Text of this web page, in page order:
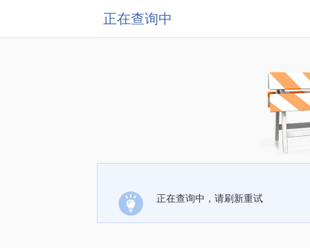
正在查询中
正在查询中，请刷新重试